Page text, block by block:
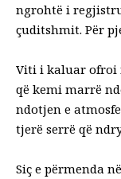
ngrohtë i
çuditshmit. Për
Viti i kaluar ofroi
që kemi marrë
ndotjen e
tjerë serrë që
Siç e përmenda në